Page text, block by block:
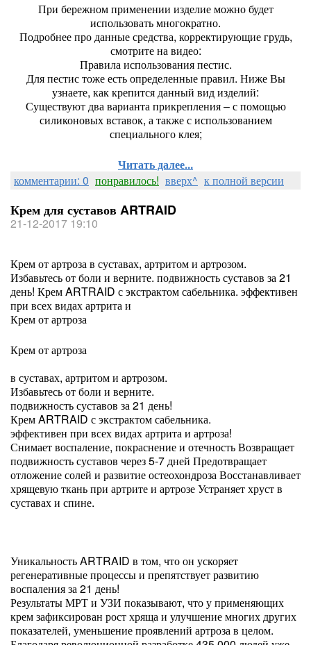
При бережном применении изделие можно будет
использовать многократно.
Подробнее про данные средства, корректирующие грудь,
смотрите на видео:
Правила использования пестис.
Для пестис тоже есть определенные правил. Ниже Вы
узнаете, как крепится данный вид изделий:
Существуют два варианта прикрепления – с помощью
силиконовых вставок, а также с использованием
специального клея;
Читать далее...
комментарии: 0 понравилось! вверх^ к полной версии
Крем для суставов ARTRAID
21-12-2017 19:10
Крем от артроза в суставах, артритом и артрозом.
Избавьтесь от боли и верните. подвижность суставов за 21
день! Крем ARTRAID с экстрактом сабельника. эффективен
при всех видах артрита и
Крем от артроза
Крем от артроза
в суставах, артритом и артрозом.
Избавьтесь от боли и верните.
подвижность суставов за 21 день!
Крем ARTRAID с экстрактом сабельника.
эффективен при всех видах артрита и артроза!
Снимает воспаление, покраснение и отечность Возвращает
подвижность суставов через 5-7 дней Предотвращает
отложение солей и развитие остеохондроза Восстанавливает
хрящевую ткань при артрите и артрозе Устраняет хруст в
суставах и спине.
Уникальность ARTRAID в том, что он ускоряет
регенеративные процессы и препятствует развитию
воспаления за 21 день!
Результаты МРТ и УЗИ показывают, что у применяющих
крем зафиксирован рост хряща и улучшение многих других
показателей, уменьшение проявлений артроза в целом.